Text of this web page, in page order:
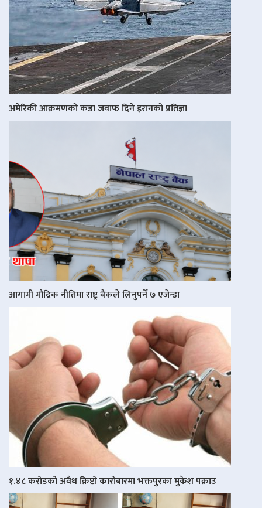
अमेरिकी आक्रमणको कडा जवाफ दिने इरानको प्रतिज्ञा
आगामी मौद्रिक नीतिमा राष्ट्र बैंकले लिनुपर्ने ७ एजेन्डा
१.४८ करोडको अवैध क्रिप्टो कारोबारमा भक्तपुरका मुकेश पक्राउ